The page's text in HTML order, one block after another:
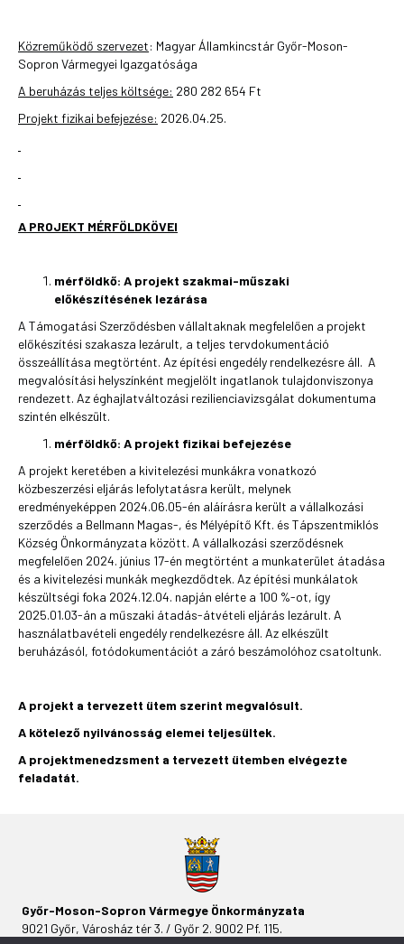
Közreműködő szervezet: Magyar Államkincstár Győr-Moson-
Sopron Vármegyei Igazgatósága
A beruházás teljes költsége: 280 282 654 Ft
Projekt fizikai befejezése: 2026.04.25.
A PROJEKT MÉRFÖLDKÖVEI
mérföldkő: A projekt szakmai-műszaki
előkészítésének lezárása
A Támogatási Szerződésben vállaltaknak megfelelően a projekt
előkészítési szakasza lezárult, a teljes tervdokumentáció
összeállítása megtörtént. Az építési engedély rendelkezésre áll. A
megvalósítási helyszínként megjelölt ingatlanok tulajdonviszonya
rendezett. Az éghajlatváltozási rezilienciavizsgálat dokumentuma
szintén elkészült.
mérföldkő: A projekt fizikai befejezése
A projekt keretében a kivitelezési munkákra vonatkozó
közbeszerzési eljárás lefolytatásra került, melynek
eredményeképpen 2024.06.05-én aláírásra került a vállalkozási
szerződés a Bellmann Magas-, és Mélyépítő Kft. és Tápszentmiklós
Község Önkormányzata között. A vállalkozási szerződésnek
megfelelően 2024. június 17-én megtörtént a munkaterület átadása
és a kivitelezési munkák megkezdődtek. Az építési munkálatok
készültségi foka 2024.12.04. napján elérte a 100 %-ot, így
2025.01.03-án a műszaki átadás-átvételi eljárás lezárult. A
használatbavételi engedély rendelkezésre áll. Az elkészült
beruházásól, fotódokumentációt a záró beszámolóhoz csatoltunk.
A projekt a tervezett ütem szerint megvalósult.
A kötelező nyilvánosság elemei teljesültek.
A projektmenedzsment a tervezett ütemben elvégezte
feladatát.
Győr-Moson-Sopron Vármegye Önkormányzata
9021 Győr, Városház tér 3. / Győr 2. 9002 Pf. 115.